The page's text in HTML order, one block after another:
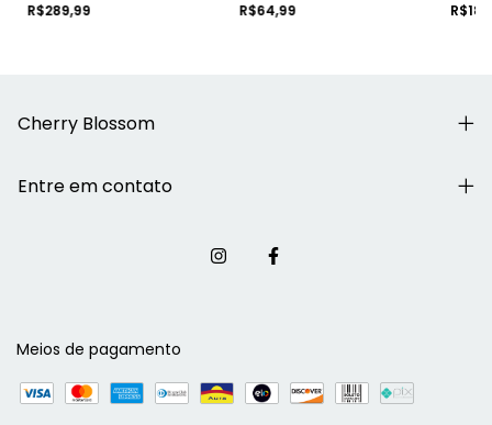
R$289,99
R$64,99
Cherry Blossom
Entre em contato
Meios de pagamento